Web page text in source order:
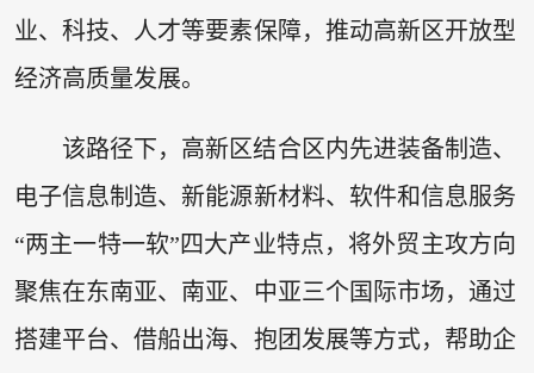
业、科技、人才等要素保障，推动高新区开放型
经济高质量发展。
该路径下，高新区结合区内先进装备制造、
电子信息制造、新能源新材料、软件和信息服务
“两主一特一软”四大产业特点，将外贸主攻方向
聚焦在东南亚、南亚、中亚三个国际市场，通过
搭建平台、借船出海、抱团发展等方式，帮助企